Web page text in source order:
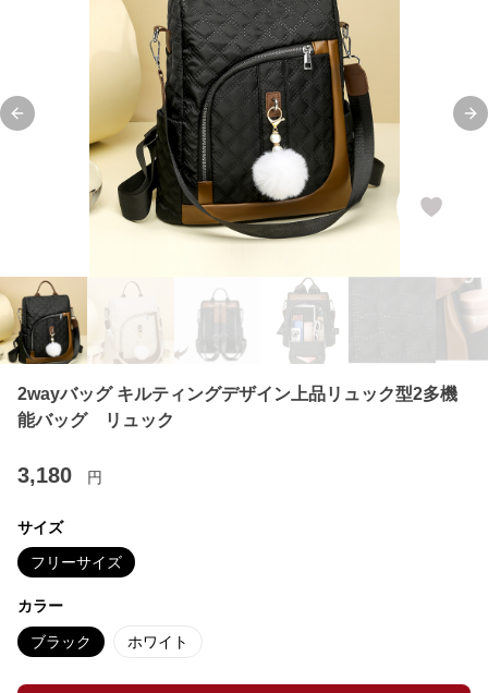
Previous slide
2wayバッグ キルティングデザイン上品リュック型2多機
能バッグ リュック
3,180 円
サイズ
フリーサイズ
カラー
ブラック ホワイト